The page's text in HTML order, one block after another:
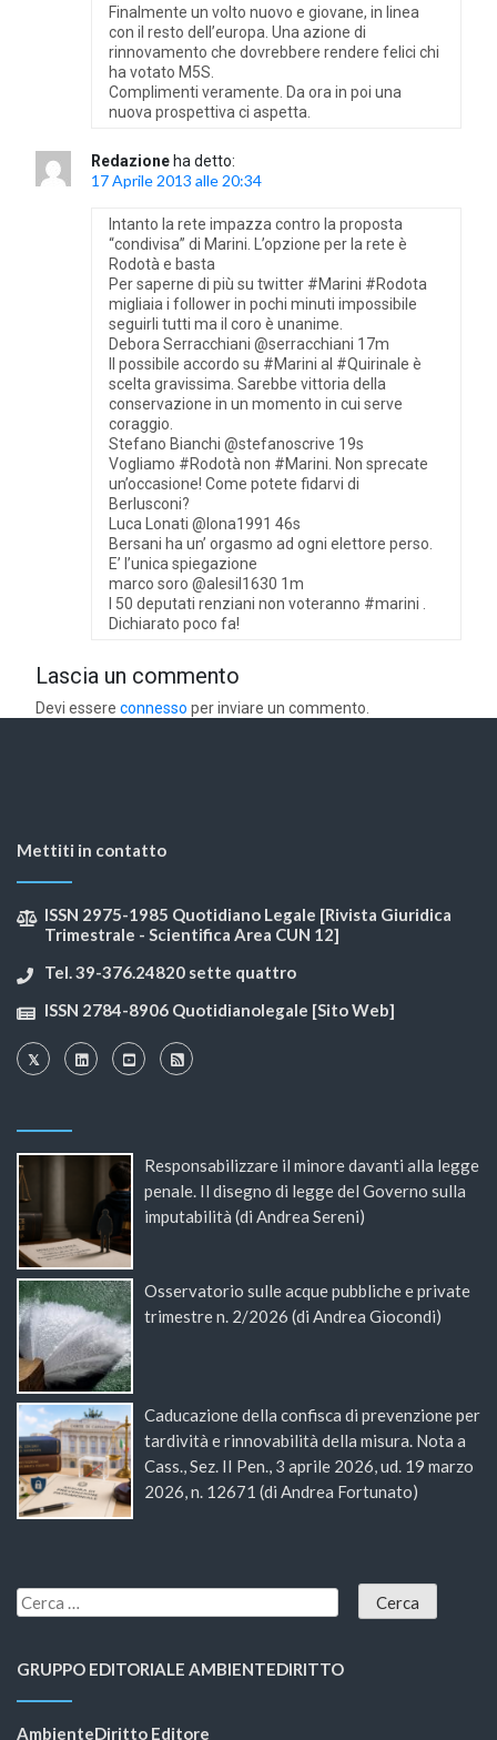
Finalmente un volto nuovo e giovane, in linea
con il resto dell’europa. Una azione di
rinnovamento che dovrebbere rendere felici chi
ha votato M5S.
Complimenti veramente. Da ora in poi una
nuova prospettiva ci aspetta.
Redazione ha detto:
17 Aprile 2013 alle 20:34
Intanto la rete impazza contro la proposta
“condivisa” di Marini. L’opzione per la rete è
Rodotà e basta
Per saperne di più su twitter #Marini #Rodota
migliaia i follower in pochi minuti impossibile
seguirli tutti ma il coro è unanime.
Debora Serracchiani ‏@serracchiani 17m
Il possibile accordo su #Marini al #Quirinale è
scelta gravissima. Sarebbe vittoria della
conservazione in un momento in cui serve
coraggio.
Stefano Bianchi ‏@stefanoscrive 19s
Vogliamo #Rodotà non #Marini. Non sprecate
un’occasione! Come potete fidarvi di
Berlusconi?
Luca Lonati ‏@lona1991 46s
Bersani ha un’ orgasmo ad ogni elettore perso.
E’ l’unica spiegazione
marco soro ‏@alesil1630 1m
I 50 deputati renziani non voteranno #marini .
Dichiarato poco fa!
Lascia un commento
Devi essereconnesso per inviare un commento.
Mettiti in contatto
ISSN 2975-1985 Quotidiano Legale [Rivista Giuridica
Trimestrale - Scientifica Area CUN 12]
Tel. 39-376.24820 sette quattro
ISSN 2784-8906 Quotidianolegale [Sito Web]
Responsabilizzare il minore davanti alla legge
penale. Il disegno di legge del Governo sulla
imputabilità (di Andrea Sereni)
Osservatorio sulle acque pubbliche e private
trimestre n. 2/2026 (di Andrea Giocondi)
Caducazione della confisca di prevenzione per
tardività e rinnovabilità della misura. Nota a
Cass., Sez. II Pen., 3 aprile 2026, ud. 19 marzo
2026, n. 12671 (di Andrea Fortunato)
GRUPPO EDITORIALE AMBIENTEDIRITTO
AmbienteDiritto Editore